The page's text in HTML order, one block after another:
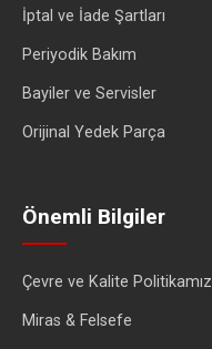
İptal ve İade Şartları
Periyodik Bakım
Bayiler ve Servisler
Orijinal Yedek Parça
Önemli Bilgiler
Çevre ve Kalite Politikamız
Miras & Felsefe